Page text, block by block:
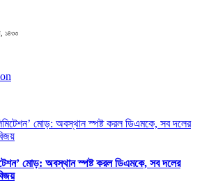
১৪৩৩
মোড়: অবস্থান স্পষ্ট করল ডিএমকে, সব দলের